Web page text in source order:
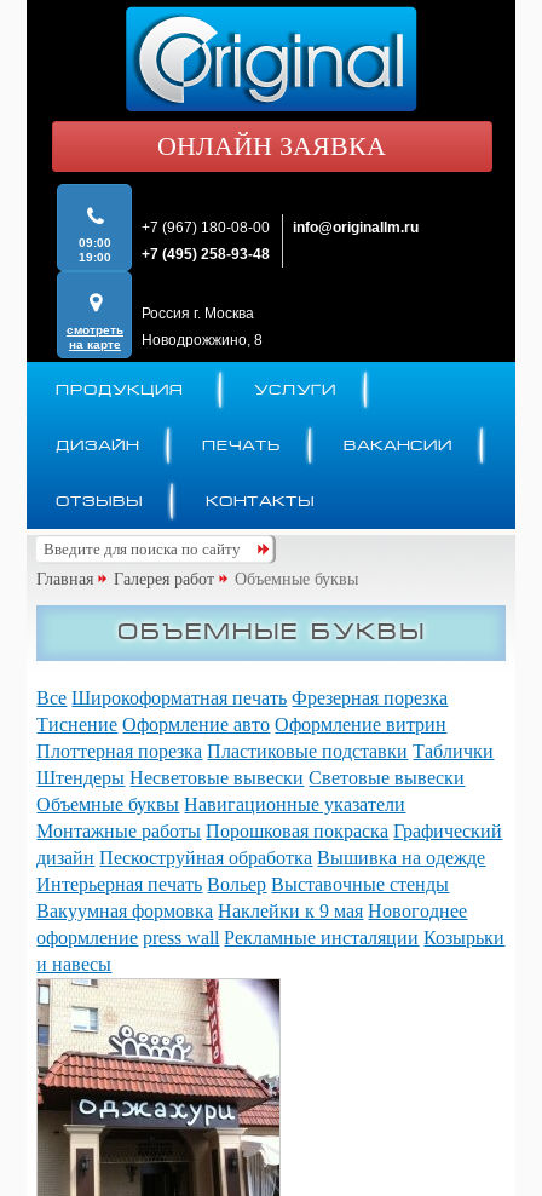
09:00
19:00
+7 (967) 180-08-00
+7 (495) 258-93-48
info@originallm.ru
смотреть
на карте
Россия г. Москва
Новодрожжино, 8
ОНЛАЙН ЗАЯВКА
ПРОДУКЦИЯ УСЛУГИ
ДИЗАЙН ПЕЧАТЬ ВАКАНСИИ
ОТЗЫВЫ КОНТАКТЫ
Главная Галерея работ Объемные буквы
Объемные буквы
Все Широкоформатная печать Фрезерная порезка
Тиснение Оформление авто Оформление витрин
Плоттерная порезка Пластиковые подставки Таблички
Штендеры Несветовые вывески Световые вывески
Объемные буквы Навигационные указатели
Монтажные работы Порошковая покраска Графический
дизайн Пескоструйная обработка Вышивка на одежде
Интерьерная печать Вольер Выставочные стенды
Вакуумная формовка Наклейки к 9 мая Новогоднее
оформление press wall Рекламные инсталяции Козырьки
и навесы